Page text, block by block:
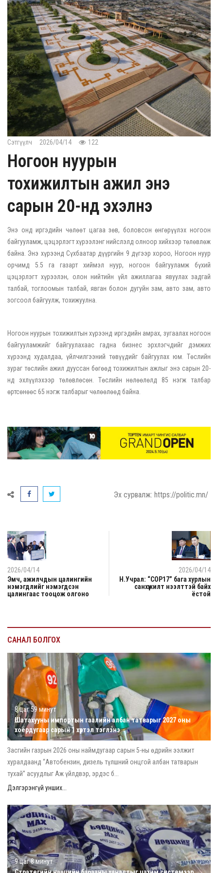
Сэтгүүлч 2026/04/14 122
Ногоон нуурын
тохижилтын ажил энэ
сарын 20-нд эхэлнэ
Энэ онд иргэдийн чөлөөт цагаа зөв, боловсон өнгөрүүлэх ногоон
байгууламж, цэцэрлэгт хүрээлэнг нийслэлд олноор хийхээр төлөвлөж
байна. Энэ хүрээнд Сүхбаатар дүүргийн 9 дүгээр хороо, Ногоон нуур
орчимд 5.5 га газарт хиймэл нуур, ногоон байгууламж бүхий
цэцэрлэгт хүрээлэн, олон нийтийн үйл ажиллагаа явуулах задгай
талбай, тоглоомын талбай, явган болон дугуйн зам, авто зам, авто
зогсоол байгуулж, тохижуулна.
Ногоон нуурын тохижилтын хүрээнд иргэдийн амрах, зугаалах ногоон
байгууламжийг байгуулахаас гадна бизнес эрхлэгчдийг дэмжих
хүрээнд худалдаа, үйлчилгээний төвүүдийг байгуулах юм. Төслийн
зураг төслийн ажил дууссан бөгөөд тохижилтын ажлыг энэ сарын 20-
нд эхлүүлэхээр төлөвлөсөн. Төслийн нөлөөлөлд 85 нэгж талбар
өртсөнөөс 65 нэгж талбарыг чөлөөлөөд байна.
Эх сурвалж: https://politic.mn/
2026/04/14
Эмч, ажилчдын цалингийн
нэмэгдлийг нэмэгдсэн
цалингаас тооцож олгоно
2026/04/14
Н.Учрал: “COP17” бага хурлын
санхүүжилт нээлттэй байх
ёстой
САНАЛ БОЛГОХ
8 цаг 59 минут
Шатахууны импортын гаалийн албан татварыг 2027 оны
хоёрдугаар сарын 1 хүртэл тэглэнэ
Засгийн газрын 2026 оны наймдугаар сарын 5-ны өдрийн ээлжит
хуралдаанд “Автобензин, дизель түлшний онцгой албан татварын
тухай” асуудлыг Аж үйлдвэр, эрдэс б...
Дэлгэрэнгүй унших...
9 цаг 8 минут